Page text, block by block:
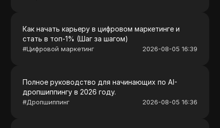
Как начать карьеру в цифровом маркетинге и
стать в топ-1% (Шаг за шагом)
#Цифровой маркетинг 2026-08-05 16:39
Полное руководство для начинающих по AI-
дропшиппингу в 2026 году.
#Дропшиппинг 2026-08-05 16:36